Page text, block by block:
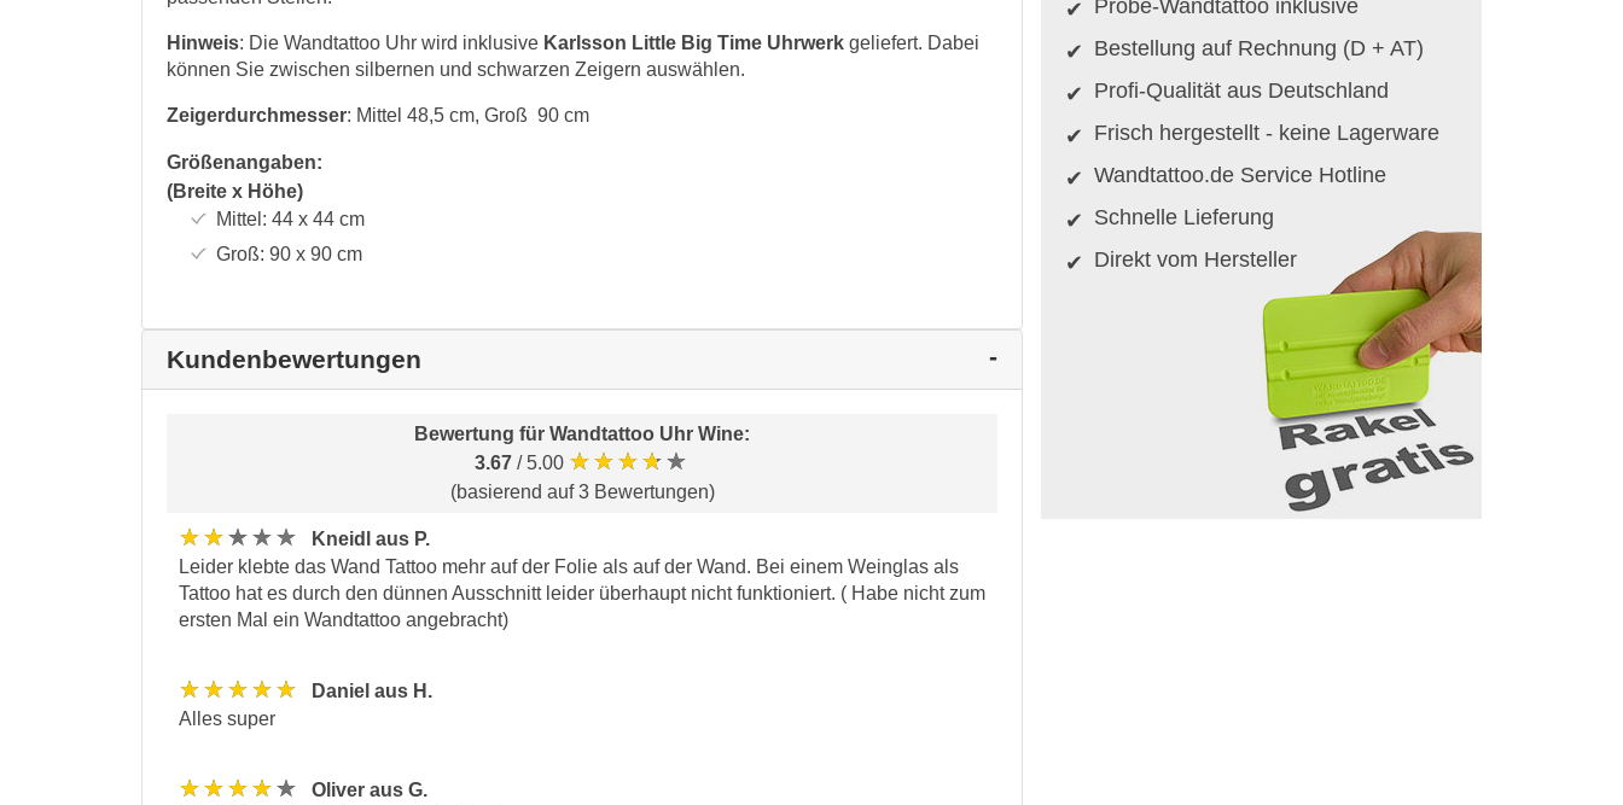
Hinweis: Die Wandtattoo Uhr wird inklusive Karlsson Little Big Time Uhrwerk geliefert. Dabei
können Sie zwischen silbernen und schwarzen Zeigern auswählen.
Zeigerdurchmesser: Mittel 48,5 cm, Groß 90 cm
Größenangaben:
(Breite x Höhe)
Mittel: 44 x 44cm
Groß: 90 x 90cm
Kundenbewertungen
Bewertung für Wandtattoo Uhr Wine:
3.67 / 5.00 ★★★★★
(basierend auf 3 Bewertungen)
★★★★★
Kneidl aus P.
Leider klebte das Wand Tattoo mehr auf der Folie als auf der Wand. Bei einem Weinglas als
Tattoo hat es durch den dünnen Ausschnitt leider überhaupt nicht funktioniert. ( Habe nicht zum
ersten Mal ein Wandtattoo angebracht)
★★★★★
Daniel aus H.
Alles super
★★★★★
Oliver aus G.
Probe-Wandtattoo inklusive
Bestellung auf Rechnung (D + AT)
Profi-Qualität aus Deutschland
Frisch hergestellt - keine Lagerware
Wandtattoo.de Service Hotline
Schnelle Lieferung
Direkt vom Hersteller